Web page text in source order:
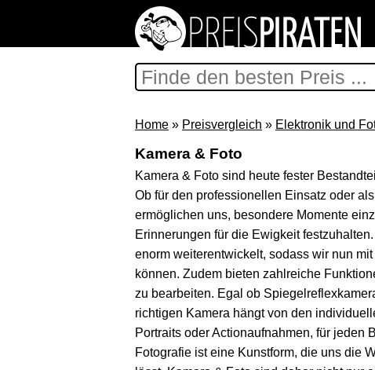
Home » Preisvergleich » Elektronik und
Kamera & Foto
Kamera & Foto sind heute fester
Ob für den professionellen Einsatz oder
ermöglichen uns, besondere Momente
Erinnerungen für die Ewigkeit
enorm weiterentwickelt, sodass wir nun
können. Zudem bieten zahlreiche
zu bearbeiten. Egal ob
richtigen Kamera hängt von den
Portraits oder Actionaufnahmen, für
Fotografie ist eine Kunstform, die uns die